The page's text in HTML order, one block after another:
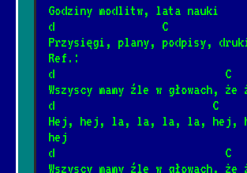
* Nie zabieraj mi strun
[Maxel]📺
8/2/2026 [Oskar Korczak]
1/15/2026[Perfect]📺
Godziny modlitw, lata nauki
d                 C
Przysięgi, plany, podpisy,
Ref.:
d                           C
Wszyscy mamy źle w głowach, że
d                         C
Hej, hej, la, la, la, la, hej,
hej
d                           C
Wszyscy mamy źle w głowach, że